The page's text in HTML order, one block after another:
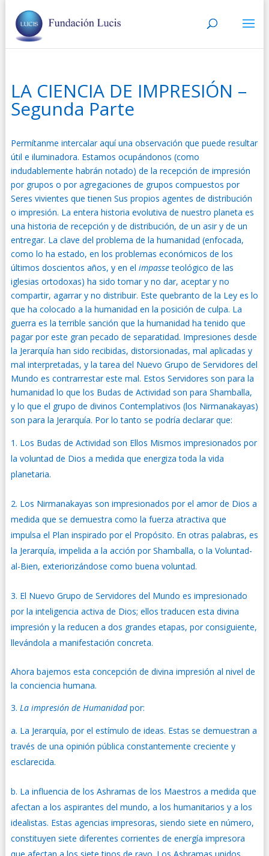
LA CIENCIA DE IMPRESIÓN –
Segunda Parte
Permítanme intercalar aquí una observación que puede resultar
útil e iluminadora. Estamos ocupándonos (como
indudablemente habrán notado) de la recepción de impresión
por grupos o por agregaciones de grupos compuestos por
Seres vivientes que tienen Sus propios agentes de distribución
o impresión. La entera historia evolutiva de nuestro planeta es
una historia de recepción y de distribución, de un asir y de un
entregar. La clave del problema de la humanidad (enfocada,
como lo ha estado, en los problemas económicos de los
últimos doscientos años, y en el impasseteológico de las
iglesias ortodoxas) ha sido tomar y no dar, aceptar y no
compartir, agarrar y no distribuir. Este quebranto de la Ley es lo
que ha colocado a la humanidad en la posición de culpa. La
guerra es la terrible sanción que la humanidad ha tenido que
pagar por este gran pecado de separatidad. Impresiones desde
la Jerarquía han sido recibidas, distorsionadas, mal aplicadas y
mal interpretadas, y la tarea del Nuevo Grupo de Servidores del
Mundo es contrarrestar este mal. Estos Servidores son para la
humanidad lo que los Budas de Actividad son para Shamballa,
y lo que el grupo de divinos Contemplativos (los Nirmanakayas)
son para la Jerarquía. Por lo tanto se podría declarar que:
Los Budas de Actividad son Ellos Mismos impresionados por
la voluntad de Dios a medida que energiza toda la vida
planetaria.
Los Nirmanakayas son impresionados por el amor de Dios a
medida que se demuestra como la fuerza atractiva que
impulsa el Plan inspirado por el Propósito. En otras palabras, es
la Jerarquía, impelida a la acción por Shamballa, o la Voluntad-
al-Bien, exteriorizándose como buena voluntad.
El Nuevo Grupo de Servidores del Mundo es impresionado
por la inteligencia activa de Dios; ellos traducen esta divina
impresión y la reducen a dos grandes etapas, por consiguiente,
llevándola a manifestación concreta.
Ahora bajemos esta concepción de divina impresión al nivel de
la conciencia humana.
3. La impresión de Humanidadpor:
La Jerarquía, por el estímulo de ideas. Estas se demuestran a
través de una opinión pública constantemente creciente y
esclarecida.
La influencia de los Ashramas de los Maestros a medida que
afectan a los aspirantes del mundo, a los humanitarios y a los
idealistas. Estas agencias impresoras, siendo siete en número,
constituyen siete diferentes corrientes de energía impresora